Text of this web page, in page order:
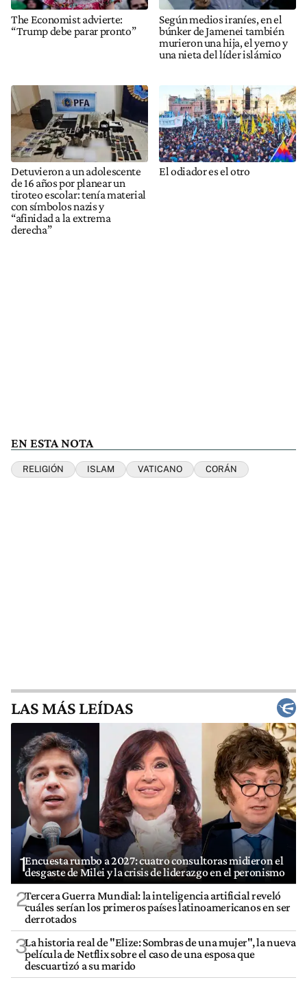
The Economist advierte:
“Trump debe parar pronto”
Según medios iraníes, en el
búnker de Jamenei también
murieron una hija, el yerno y
una nieta del líder islámico
Detuvieron a un adolescente
de 16 años por planear un
tiroteo escolar: tenía material
con símbolos nazis y
“afinidad a la extrema
derecha”
El odiador es el otro
EN ESTA NOTA
RELIGIÓN ISLAM VATICANO CORÁN
LAS MÁS LEÍDAS
1Encuesta rumbo a 2027: cuatro consultoras midieron el
desgaste de Milei y la crisis de liderazgo en el peronismo
2Tercera Guerra Mundial: la inteligencia artificial reveló
cuáles serían los primeros países latinoamericanos en ser
derrotados
3La historia real de "Elize: Sombras de una mujer", la nueva
película de Netflix sobre el caso de una esposa que
descuartizó a su marido